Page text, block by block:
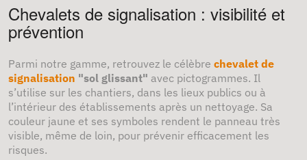
Chevalets de signalisation : visibilité et
prévention
Parmi notre gamme, retrouvez le célèbre chevalet de
signalisation "sol glissant" avec pictogrammes. Il
s’utilise sur les chantiers, dans les lieux publics ou à
l’intérieur des établissements après un nettoyage. Sa
couleur jaune et ses symboles rendent le panneau très
visible, même de loin, pour prévenir efficacement les
risques.